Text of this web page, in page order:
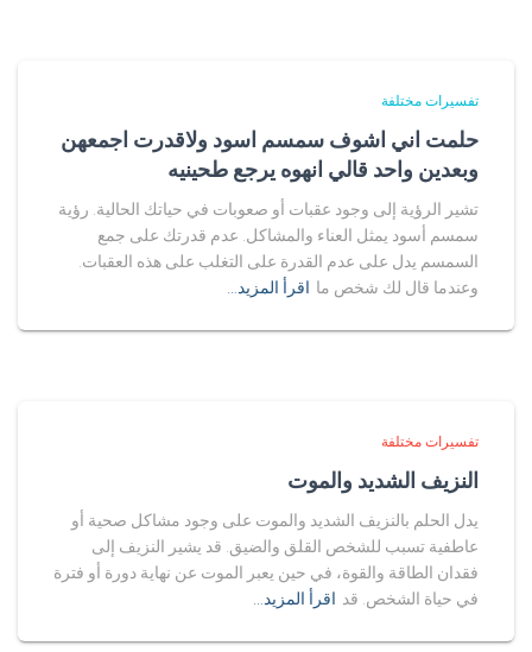
تفسيرات مختلفة
حلمت اني اشوف سمسم اسود ولاقدرت اجمعهن
وبعدين واحد قالي انهوه يرجع طحينيه
تشير الرؤية إلى وجود عقبات أو صعوبات في حياتك الحالية. رؤية
سمسم أسود يمثل العناء والمشاكل. عدم قدرتك على جمع
السمسم يدل على عدم القدرة على التغلب على هذه العقبات.
وعندما قال لك شخص ما اقرأ المزيد…
تفسيرات مختلفة
النزيف الشديد والموت
يدل الحلم بالنزيف الشديد والموت على وجود مشاكل صحية أو
عاطفية تسبب للشخص القلق والضيق. قد يشير النزيف إلى
فقدان الطاقة والقوة، في حين يعبر الموت عن نهاية دورة أو فترة
في حياة الشخص. قد اقرأ المزيد…